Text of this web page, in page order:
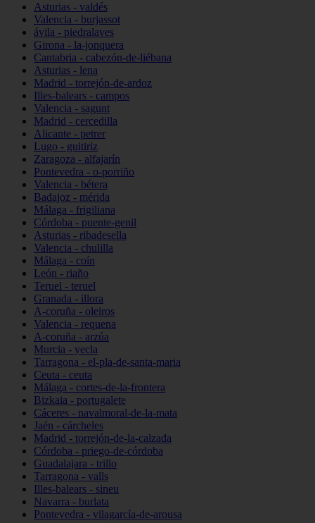
Asturias - valdés
Valencia - burjassot
ávila - piedralaves
Girona - la-jonquera
Cantabria - cabezón-de-liébana
Asturias - lena
Madrid - torrejón-de-ardoz
Illes-balears - campos
Valencia - sagunt
Madrid - cercedilla
Alicante - petrer
Lugo - guitiriz
Zaragoza - alfajarín
Pontevedra - o-porriño
Valencia - bétera
Badajoz - mérida
Málaga - frigiliana
Córdoba - puente-genil
Asturias - ribadesella
Valencia - chulilla
Málaga - coín
León - riaño
Teruel - teruel
Granada - illora
A-coruña - oleiros
Valencia - requena
A-coruña - arzúa
Murcia - yecla
Tarragona - el-pla-de-santa-maria
Ceuta - ceuta
Málaga - cortes-de-la-frontera
Bizkaia - portugalete
Cáceres - navalmoral-de-la-mata
Jaén - cárcheles
Madrid - torrejón-de-la-calzada
Córdoba - priego-de-córdoba
Guadalajara - trillo
Tarragona - valls
Illes-balears - sineu
Navarra - burlata
Pontevedra - vilagarcía-de-arousa